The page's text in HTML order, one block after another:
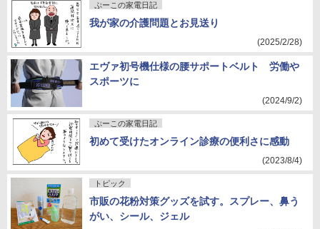
ぷーこの家電日記
我が家の介護問題とお見送り
(2025/2/28)
エヴァ初号機仕様の腰サポートベルト 労働や
スポーツに
(2024/9/2)
ぷーこの家電日記
初めて受けたオンライン診療の便利さに感動
(2023/8/4)
トピック
市販の花粉対策グッズを試す。スプレー、鼻う
がい、シール、ジェル